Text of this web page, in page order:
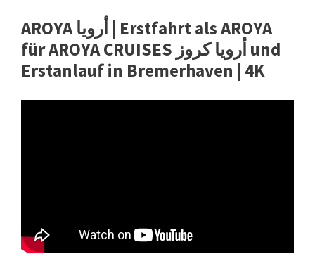
AROYA أرويا | Erstfahrt als AROYA
für AROYA CRUISES أرويا كروز und
Erstanlauf in Bremerhaven | 4K